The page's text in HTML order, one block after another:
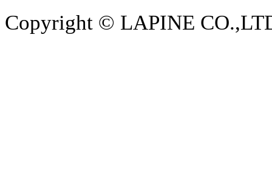
Copyright © LAPINE